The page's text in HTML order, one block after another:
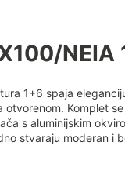
NEIA
1+6 spaja
otvorenom. Komplet
s aluminijskim
stvaraju moderan i